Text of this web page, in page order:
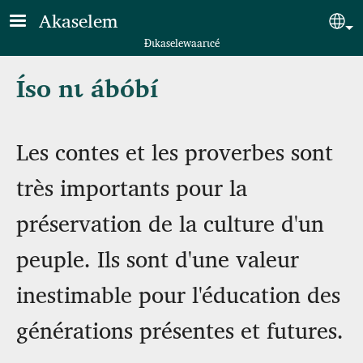
Skip to main content
Akaselem
Ɖɩkaselewaarɩcé
Íso nɩ ábóbí
Les contes et les proverbes sont
très importants pour la
préservation de la culture d'un
peuple. Ils sont d'une valeur
inestimable pour l'éducation des
générations présentes et futures.